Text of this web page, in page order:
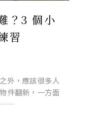
？3 個小
習
外，應該很多人
件翻新，一方面
……